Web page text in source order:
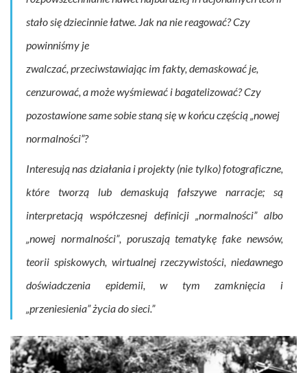
stało się dziecinnie łatwe. Jak na nie reagować? Czy
powinniśmy je
zwalczać, przeciwstawiając im fakty, demaskować je,
cenzurować, a może wyśmiewać i bagatelizować? Czy
pozostawione same sobie staną się w końcu częścią „nowej
normalności”?
Interesują nas działania i projekty (nie tylko) fotograficzne,
które tworzą lub demaskują fałszywe narracje; są
interpretacją współczesnej definicji „normalności”albo
„nowej normalności”, poruszają tematykę fake newsów,
teorii spiskowych, wirtualnej rzeczywistości, niedawnego
doświadczenia epidemii, w tym zamknięcia i
„przeniesienia” życia do sieci.”